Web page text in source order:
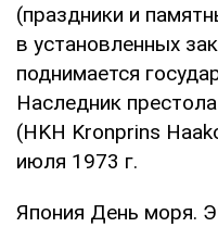
(праздники и
в установленных
поднимается
Наследник
(HKH Kronprins
июля 1973 г.
Япония День моря.